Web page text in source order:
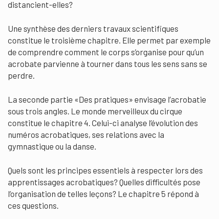
distancient-elles?
Une synthèse des derniers travaux scientifiques
constitue le troisième chapitre. Elle permet par exemple
de comprendre comment le corps s’organise pour qu’un
acrobate parvienne à tourner dans tous les sens sans se
perdre.
La seconde partie «Des pratiques» envisage l’acrobatie
sous trois angles. Le monde merveilleux du cirque
constitue le chapitre 4. Celui-ci analyse l’évolution des
numéros acrobatiques, ses relations avec la
gymnastique ou la danse.
Quels sont les principes essentiels à respecter lors des
apprentissages acrobatiques? Quelles difficultés pose
l’organisation de telles leçons? Le chapitre 5 répond à
ces questions.